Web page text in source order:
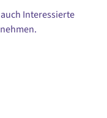
Interessierte